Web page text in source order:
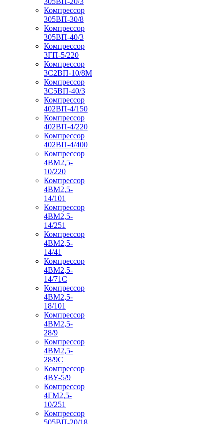
Компрессор
305ВП-30/8
Компрессор
305ВП-40/3
Компрессор
3ГП-5/220
Компрессор
3С2ВП-10/8М
Компрессор
3С5ВП-40/3
Компрессор
402ВП-4/150
Компрессор
402ВП-4/220
Компрессор
402ВП-4/400
Компрессор
4ВМ2,5-
10/220
Компрессор
4ВМ2,5-
14/101
Компрессор
4ВМ2,5-
14/251
Компрессор
4ВМ2,5-
14/41
Компрессор
4ВМ2,5-
14/71C
Компрессор
4ВМ2,5-
18/101
Компрессор
4ВМ2,5-
28/9
Компрессор
4ВМ2,5-
28/9С
Компрессор
4ВУ-5/9
Компрессор
4ГМ2,5-
10/251
Компрессор